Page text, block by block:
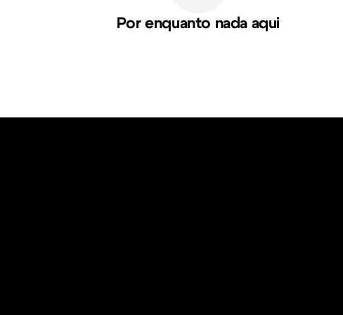
Por enquanto nada aqui